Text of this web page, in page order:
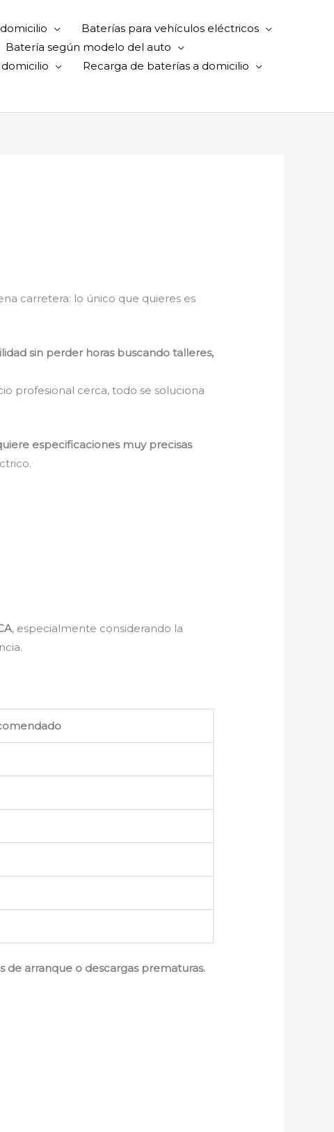
Baterías para vehículos eléctricos
Batería según modelo del auto
Recarga de baterías a domicilio
carretera: lo único que quieres es
sin perder horas buscando talleres,
profesional cerca, todo se soluciona
especificaciones muy precisas
, especialmente considerando la
de arranque o descargas prematuras.